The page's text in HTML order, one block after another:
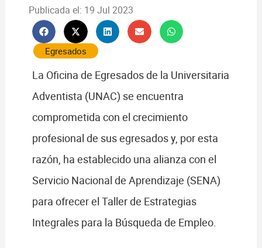
Publicada el: 19 Jul 2023
Egresados
La Oficina de Egresados de la Universitaria
Adventista (UNAC) se encuentra
comprometida con el crecimiento
profesional de sus egresados y, por esta
razón, ha establecido una alianza con el
Servicio Nacional de Aprendizaje (SENA)
para ofrecer el Taller de Estrategias
Integrales para la Búsqueda de Empleo.